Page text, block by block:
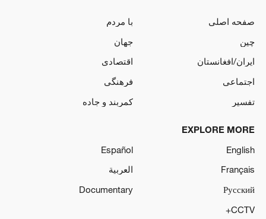
صفحه اصلی
با مردم
چین
جهان
ایران/افغانستان
اقتصادی
اجتماعی
فرهنگی
تفسیر
کمربند و جاده
EXPLORE MORE
English
Español
Français
العربية
Русский
Documentary
CCTV+